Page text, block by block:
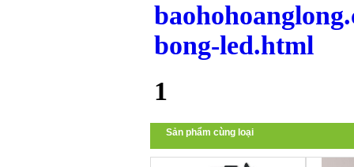
bong-led.html
1
Sản phẩm cùng loại